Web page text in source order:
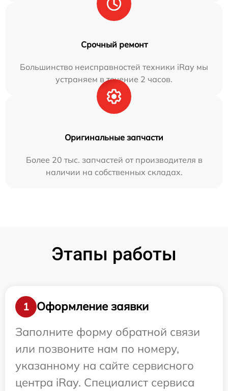
Срочный ремонт
Большинство неисправностей техники iRay мы
устраняем в течение 2 часов.
Оригинальные запчасти
Более 20 тыс. запчастей от производителя в
наличии на собственных складах.
Этапы работы
1
Оформление заявки
Заполните форму обратной связи
или позвоните нам по номеру,
указанному на сайте сервисного
центра iRay. Специалист сервиса